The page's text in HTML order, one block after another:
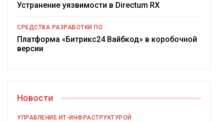
Устранение уязвимости в Directum RX
СРЕДСТВА РАЗРАБОТКИ ПО
Платформа «Битрикс24 Вайбкод» в коробочной
версии
Новости
УПРАВЛЕНИЕ ИТ-ИНФРАСТРУКТУРОЙ